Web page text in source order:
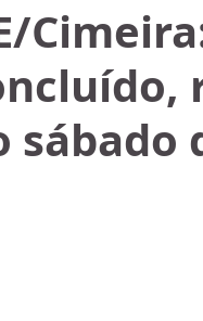
sábado